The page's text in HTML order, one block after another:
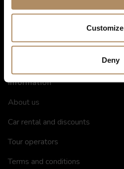
Customize
Deny
Hotels in Norway
Information
About us
Car rental and discounts
Tour operators
Terms and conditions